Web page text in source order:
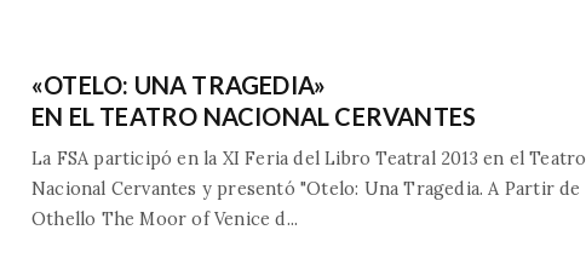
«OTELO: UNA TRAGEDIA»
EN EL TEATRO NACIONAL CERVANTES
La FSA participó en la XI Feria del Libro Teatral 2013 en el Teatro
Nacional Cervantes y presentó "Otelo: Una Tragedia. A Partir de
Othello The Moor of Venice d...